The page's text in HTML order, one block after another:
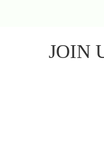
JOIN